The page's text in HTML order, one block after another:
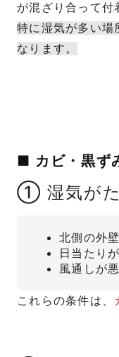
が混ざり合って付
特に湿気が多い場
なります。
■ カビ・黒ず
① 湿気がた
北側の外壁
日当たり
風通しが
これらの条件は、